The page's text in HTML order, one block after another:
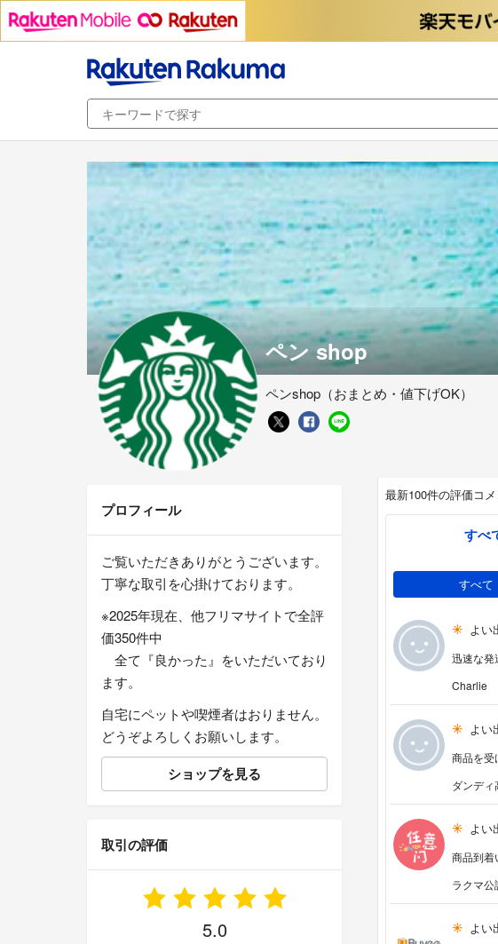
ペン shop
ペンshop（おまとめ・値下げOK）
最新100件の評価コ
すべ
すべて
よい
迅速な発
Charlie
よい
商品を受
ダンディ
よい
商品到着
ラクマ
よい
プロフィール
ご覧いただきありがとうございます。
丁寧な取引を心掛けております。
※2025年現在、他フリマサイトで全評
価350件中
全て『良かった』をいただいており
ます。
自宅にペットや喫煙者はおりません。
どうぞよろしくお願いします。
ショップを見る
取引の評価
5.0